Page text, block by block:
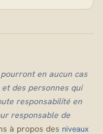
en aucun cas
des personnes qui
responsabilité en
responsable de
à propos des niveaux